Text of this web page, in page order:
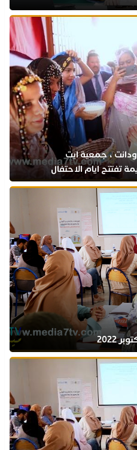
، جمعية ايت
تفتتح ايام الاحتفال